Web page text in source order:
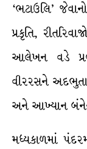
‘ભટાઉલિ’
પ્રકૃતિ,
આલેખન વડે
વીરરસને
અને આખ્યાન
મધ્યકાળમાં